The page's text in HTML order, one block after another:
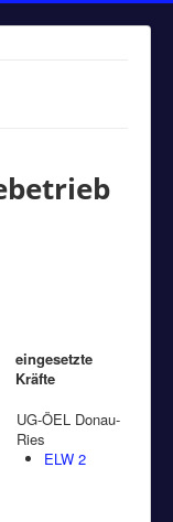
eingesetzte
Kräfte
UG-ÖEL Donau-
Ries
ELW 2